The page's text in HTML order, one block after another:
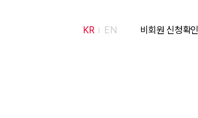
KR EN 비회원 신청확인